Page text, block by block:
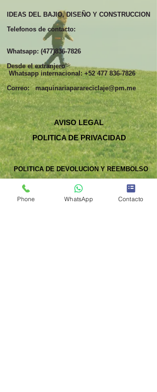
IDEAS DEL BAJIO, DISEÑO Y CONSTRUCCION
Telefonos de contacto:
Whatsapp: (477)836-7826
Desde el extranjero
Whatsapp internacional:+52 477 836-7826
Correo:maquinariaparareciclaje@pm.me
AVISO LEGAL
POLITICA DE PRIVACIDAD
POLITICA DE DEVOLUCION Y REEMBOLSO
Phone WhatsApp Contacto